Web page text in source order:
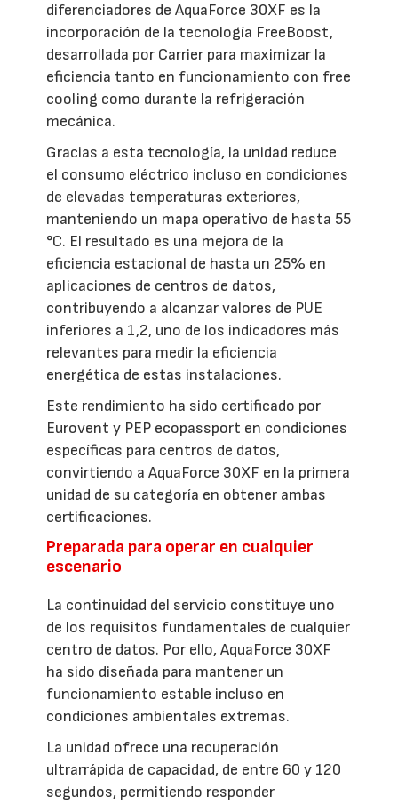
diferenciadores de AquaForce 30XF es la
incorporación de la tecnología FreeBoost,
desarrollada por Carrier para maximizar la
eficiencia tanto en funcionamiento con free
cooling como durante la refrigeración
mecánica.
Gracias a esta tecnología, la unidad reduce
el consumo eléctrico incluso en condiciones
de elevadas temperaturas exteriores,
manteniendo un mapa operativo de hasta 55
°C. El resultado es una mejora de la
eficiencia estacional de hasta un 25% en
aplicaciones de centros de datos,
contribuyendo a alcanzar valores de PUE
inferiores a 1,2, uno de los indicadores más
relevantes para medir la eficiencia
energética de estas instalaciones.
Este rendimiento ha sido certificado por
Eurovent y PEP ecopassport en condiciones
específicas para centros de datos,
convirtiendo a AquaForce 30XF en la primera
unidad de su categoría en obtener ambas
certificaciones.
Preparada para operar en cualquier
escenario
La continuidad del servicio constituye uno
de los requisitos fundamentales de cualquier
centro de datos. Por ello, AquaForce 30XF
ha sido diseñada para mantener un
funcionamiento estable incluso en
condiciones ambientales extremas.
La unidad ofrece una recuperación
ultrarrápida de capacidad, de entre 60 y 120
segundos, permitiendo responder